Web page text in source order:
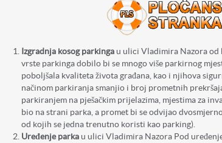
Izgradnja kosog parkinga u ulici Vladimira Nazora od
vrste parkinga dobilo bi se mnogo više parkirnog
poboljšala kvaliteta života građana, kao i njihova
načinom parkiranja smanjio i broj prometnih
parkiranjem na pješačkim prijelazima, mjestima za
bio na strani parka, a promet bi se odvijao
od kojih se jedna trenutno koristi kao parking).
Uređenje parka u ulici Vladimira Nazora Pod